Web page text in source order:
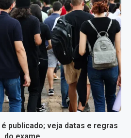
é publicado; veja datas e regras